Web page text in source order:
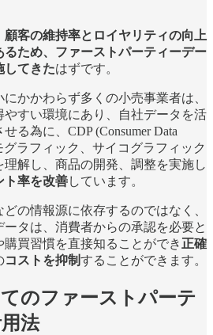
客の維持率とロイヤリティの向上
ため、ファーストパーティーデー
してきたはずです。
かかわらず多くの小売事業者は、
すい環境にあり、自社データを活
る為に、CDP (Consumer Data
グラフィック、サイコグラフィック
解し、商品の開発、調整を実施し
ト率を改善しています。
の情報源に依存するのではなく、
タは、消費者からの承認を必要と
買習慣を直接知ることができ 正確
コストを抑制することができます。
のファーストパーテ
法